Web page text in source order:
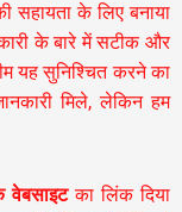
सहायता के लिए बनाया
के बारे में सटीक और
यह सुनिश्चित करने का
मिले, लेकिन हम
वेबसाइटका लिंक दिया